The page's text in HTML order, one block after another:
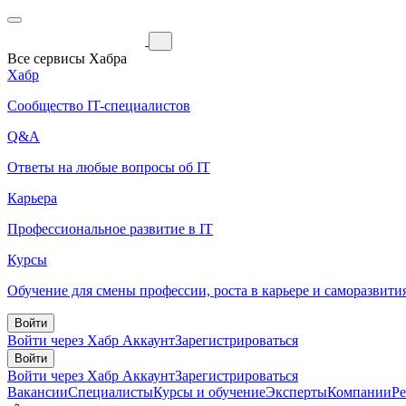
Все сервисы Хабра
Хабр
Сообщество IT-специалистов
Q&A
Ответы на любые вопросы об IT
Карьера
Профессиональное развитие в IT
Курсы
Обучение для смены профессии, роста в карьере и
Войти
Войти через Хабр АккаунтЗарегистрироваться
Войти
Войти через Хабр АккаунтЗарегистрироваться
ВакансииСпециалистыКурсы и обучениеЭкспертыКомпании